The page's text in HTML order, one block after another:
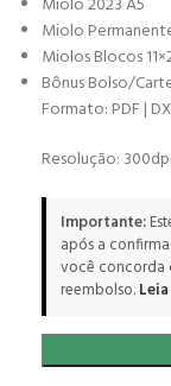
Miolo
Miolos Blocos
Bônus Bolso/
Formato: PDF |
Resolução:
Importante:
após a
você concorda
reembolso.